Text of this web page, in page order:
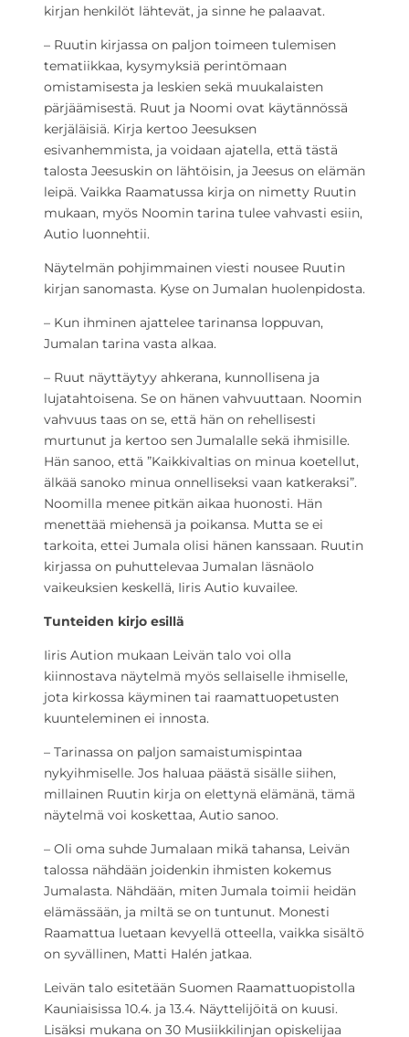
kirjan henkilöt lähtevät, ja sinne he palaavat.
– Ruutin kirjassa on paljon toimeen tulemisen
tematiikkaa, kysymyksiä perintömaan
omistamisesta ja leskien sekä muukalaisten
pärjäämisestä. Ruut ja Noomi ovat käytännössä
kerjäläisiä. Kirja kertoo Jeesuksen
esivanhemmista, ja voidaan ajatella, että tästä
talosta Jeesuskin on lähtöisin, ja Jeesus on elämän
leipä. Vaikka Raamatussa kirja on nimetty Ruutin
mukaan, myös Noomin tarina tulee vahvasti esiin,
Autio luonnehtii.
Näytelmän pohjimmainen viesti nousee Ruutin
kirjan sanomasta. Kyse on Jumalan huolenpidosta.
– Kun ihminen ajattelee tarinansa loppuvan,
Jumalan tarina vasta alkaa.
– Ruut näyttäytyy ahkerana, kunnollisena ja
lujatahtoisena. Se on hänen vahvuuttaan. Noomin
vahvuus taas on se, että hän on rehellisesti
murtunut ja kertoo sen Jumalalle sekä ihmisille.
Hän sanoo, että ”Kaikkivaltias on minua koetellut,
älkää sanoko minua onnelliseksi vaan katkeraksi”.
Noomilla menee pitkän aikaa huonosti. Hän
menettää miehensä ja poikansa. Mutta se ei
tarkoita, ettei Jumala olisi hänen kanssaan. Ruutin
kirjassa on puhuttelevaa Jumalan läsnäolo
vaikeuksien keskellä, Iiris Autio kuvailee.
Tunteiden kirjo esillä
Iiris Aution mukaan Leivän talo voi olla
kiinnostava näytelmä myös sellaiselle ihmiselle,
jota kirkossa käyminen tai raamattuopetusten
kuunteleminen ei innosta.
– Tarinassa on paljon samaistumispintaa
nykyihmiselle. Jos haluaa päästä sisälle siihen,
millainen Ruutin kirja on elettynä elämänä, tämä
näytelmä voi koskettaa, Autio sanoo.
– Oli oma suhde Jumalaan mikä tahansa, Leivän
talossa nähdään joidenkin ihmisten kokemus
Jumalasta. Nähdään, miten Jumala toimii heidän
elämässään, ja miltä se on tuntunut. Monesti
Raamattua luetaan kevyellä otteella, vaikka sisältö
on syvällinen, Matti Halén jatkaa.
Leivän talo esitetään Suomen Raamattuopistolla
Kauniaisissa 10.4. ja 13.4. Näyttelijöitä on kuusi.
Lisäksi mukana on 30 Musiikkilinjan opiskelijaa